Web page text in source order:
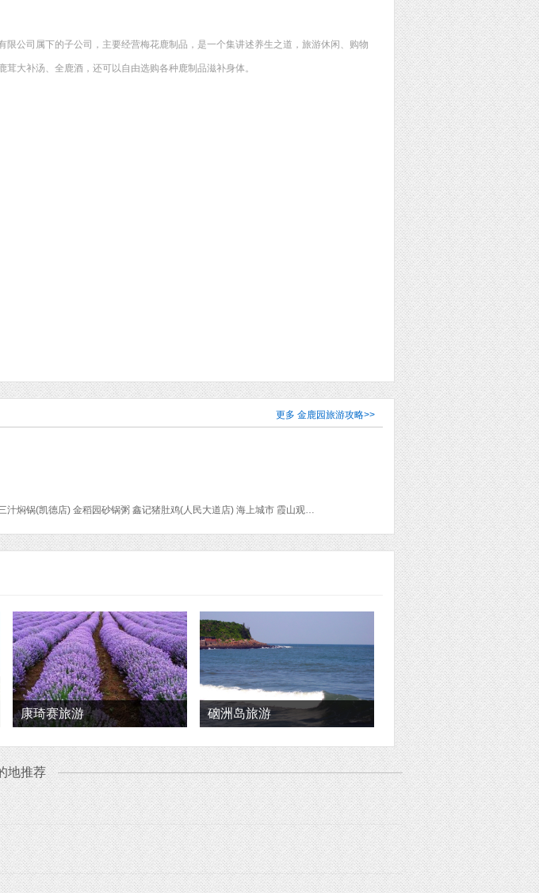
公司属下的子公司，主要经营梅花鹿制品，是一个集讲述养生之道，旅游休闲、购物
大补汤、全鹿酒，还可以自由选购各种鹿制品滋补身体。
更多 金鹿园旅游攻略>>
四姐牛杂 喜盈门糖水店 包记天然鱼仔汤 黄记煌三汁焖锅(凯德店) 金稻园砂锅粥 鑫记猪肚鸡(人民大道店) 海上城市 霞山观海长廊 一休咖喱屋(海宁店) 今生源炖品(海昌店) 广州湾法国公使署旧址 东海岛 湖光岩 金鹿园
康琦赛旅游 硇洲岛旅游
地推荐